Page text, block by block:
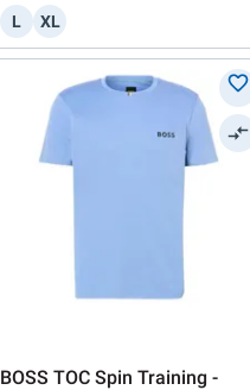
L XL
BOSS TOC Spin Training -